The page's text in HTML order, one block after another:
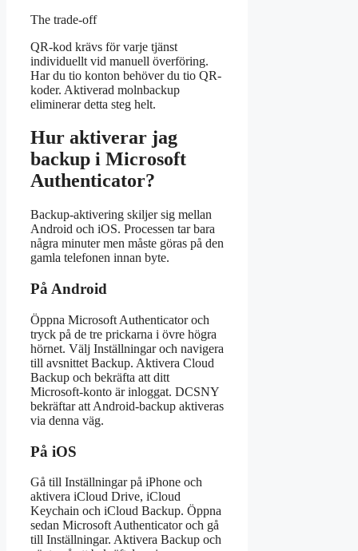
The trade-off
QR-kod krävs för varje tjänst
individuellt vid manuell överföring.
Har du tio konton behöver du tio QR-
koder. Aktiverad molnbackup
eliminerar detta steg helt.
Hur aktiverar jag
backup i Microsoft
Authenticator?
Backup-aktivering skiljer sig mellan
Android och iOS. Processen tar bara
några minuter men måste göras på den
gamla telefonen innan byte.
På Android
Öppna Microsoft Authenticator och
tryck på de tre prickarna i övre högra
hörnet. Välj Inställningar och navigera
till avsnittet Backup. Aktivera Cloud
Backup och bekräfta att ditt
Microsoft-konto är inloggat. DCSNY
bekräftar att Android-backup aktiveras
via denna väg.
På iOS
Gå till Inställningar på iPhone och
aktivera iCloud Drive, iCloud
Keychain och iCloud Backup. Öppna
sedan Microsoft Authenticator och gå
till Inställningar. Aktivera Backup och